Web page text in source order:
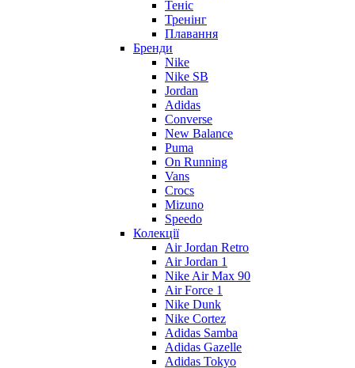
Теніс
Тренінг
Плавання
Бренди
Nike
Nike SB
Jordan
Adidas
Converse
New Balance
Puma
On Running
Vans
Crocs
Mizuno
Speedo
Колекції
Air Jordan Retro
Air Jordan 1
Nike Air Max 90
Air Force 1
Nike Dunk
Nike Cortez
Adidas Samba
Adidas Gazelle
Adidas Tokyo